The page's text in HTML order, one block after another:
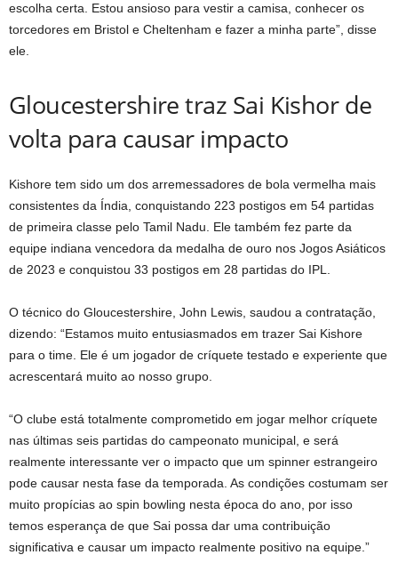
escolha certa. Estou ansioso para vestir a camisa, conhecer os
torcedores em Bristol e Cheltenham e fazer a minha parte”, disse
ele.
Gloucestershire traz Sai Kishor de
volta para causar impacto
Kishore tem sido um dos arremessadores de bola vermelha mais
consistentes da Índia, conquistando 223 postigos em 54 partidas
de primeira classe pelo Tamil Nadu. Ele também fez parte da
equipe indiana vencedora da medalha de ouro nos Jogos Asiáticos
de 2023 e conquistou 33 postigos em 28 partidas do IPL.
O técnico do Gloucestershire, John Lewis, saudou a contratação,
dizendo: “Estamos muito entusiasmados em trazer Sai Kishore
para o time. Ele é um jogador de críquete testado e experiente que
acrescentará muito ao nosso grupo.
“O clube está totalmente comprometido em jogar melhor críquete
nas últimas seis partidas do campeonato municipal, e será
realmente interessante ver o impacto que um spinner estrangeiro
pode causar nesta fase da temporada. As condições costumam ser
muito propícias ao spin bowling nesta época do ano, por isso
temos esperança de que Sai possa dar uma contribuição
significativa e causar um impacto realmente positivo na equipe.”